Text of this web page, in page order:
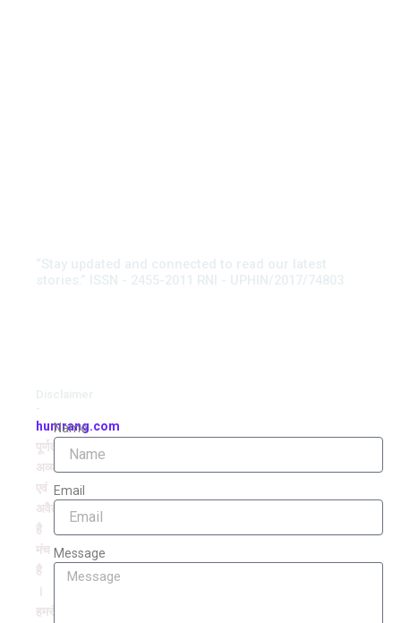
“Stay updated and connected to read our latest
stories.” ISSN - 2455-2011 RNI - UPHIN/2017/74803
humrang.com
पूर्णतः
अव्यवसायिक
एवं
अवैतनिक
है
मंच
है
हमरंग
Name
Email
Message